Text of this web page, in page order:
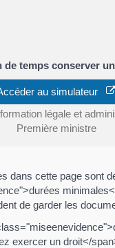
de temps conserver
au simulateur
légale et
Première ministre
dans cette page sont
de garder les
exercer un droit</